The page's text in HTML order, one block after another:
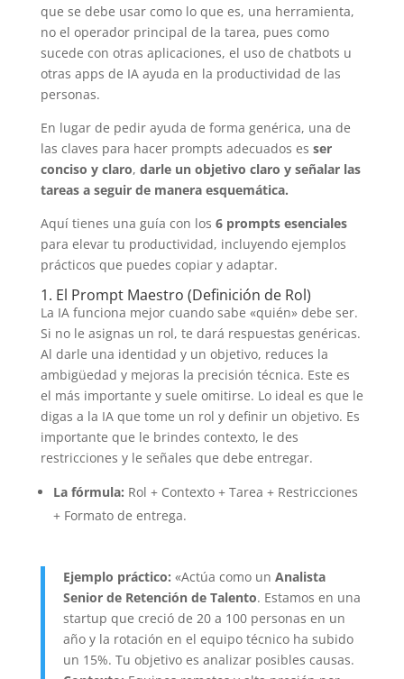
que se debe usar como lo que es, una herramienta,
no el operador principal de la tarea, pues como
sucede con otras aplicaciones, el uso de chatbots u
otras apps de IA ayuda en la productividad de las
personas.
En lugar de pedir ayuda de forma genérica, una de
las claves para hacer prompts adecuados es ser
conciso y claro, darle un objetivo claro y señalar las
tareas a seguir de manera esquemática.
Aquí tienes una guía con los 6 prompts esenciales
para elevar tu productividad, incluyendo ejemplos
prácticos que puedes copiar y adaptar.
1. El Prompt Maestro (Definición de Rol)
La IA funciona mejor cuando sabe «quién» debe ser.
Si no le asignas un rol, te dará respuestas genéricas.
Al darle una identidad y un objetivo, reduces la
ambigüedad y mejoras la precisión técnica. Este es
el más importante y suele omitirse. Lo ideal es que le
digas a la IA que tome un rol y definir un objetivo. Es
importante que le brindes contexto, le des
restricciones y le señales que debe entregar.
La fórmula: Rol + Contexto + Tarea + Restricciones
+ Formato de entrega.
Ejemplo práctico: «Actúa como un Analista
Senior de Retención de Talento. Estamos en una
startup que creció de 20 a 100 personas en un
año y la rotación en el equipo técnico ha subido
un 15%. Tu objetivo es analizar posibles causas.